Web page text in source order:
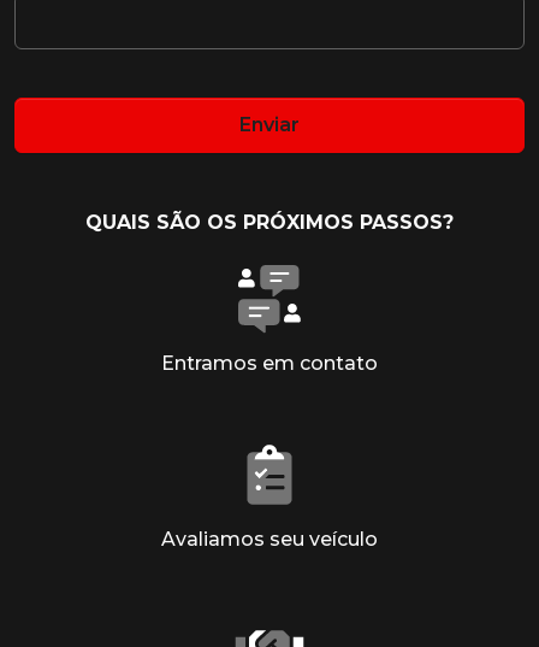
Enviar
QUAIS SÃO OS PRÓXIMOS PASSOS?
Entramos em contato
Avaliamos seu veículo